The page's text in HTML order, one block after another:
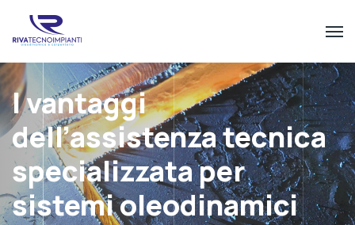
I vantaggi
dell’assistenza tecnica
specializzata per
sistemi oleodinamici